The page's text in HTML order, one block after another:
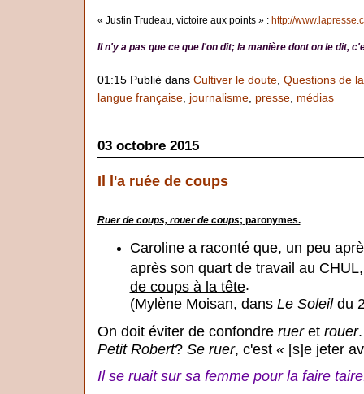
« Justin Trudeau, victoire aux points » : http://
Il n'y a pas que ce que l'on dit; la manière dont on le dit,
01:15 Publié dans Cultiver le doute, Questions de
langue française, journalisme, presse, médias
03 octobre 2015
Il l'a ruée de coups
Ruer de coups, rouer de coups; paronymes.
Caroline a raconté que, un peu
après son quart de travail au
de coups à la tête.
(Mylène Moisan, dans Le Soleildu
On doit éviter de confondre rueret rouer
Petit Robert? Se ruer, c'est « [s]e jeter
Il se ruait sur sa femme pour la faire